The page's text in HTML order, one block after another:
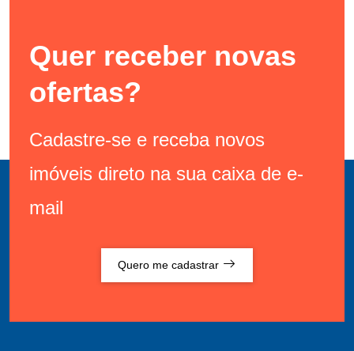
Quer receber novas
ofertas?
Cadastre-se e receba novos
imóveis direto na sua caixa de e-
mail
Quero me cadastrar